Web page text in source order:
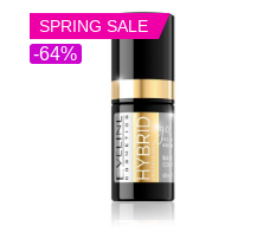
-64%
SPRING SALE